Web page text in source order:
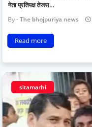
नेता प्रतिपक्ष तेजस…
The bhojpuriya news
Read more
sitamarhi